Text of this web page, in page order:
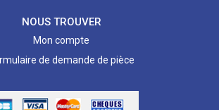
NOUS TROUVER
Mon compte
de demande de pièce